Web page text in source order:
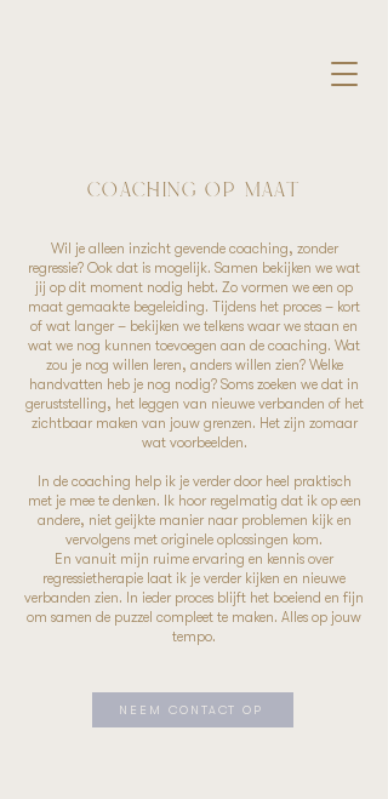
COACHING OP MAAT
Wil je alleen inzicht gevende coaching, zonder
regressie? Ook dat is mogelijk. Samen bekijken we wat
jij op dit moment nodig hebt. Zo vormen we een op
maat gemaakte begeleiding. Tijdens het proces – kort
of wat langer – bekijken we telkens waar we staan en
wat we nog kunnen toevoegen aan de coaching. Wat
zou je nog willen leren, anders willen zien? Welke
handvatten heb je nog nodig? Soms zoeken we dat in
geruststelling, het leggen van nieuwe verbanden of het
zichtbaar maken van jouw grenzen. Het zijn zomaar
wat voorbeelden.
In de coaching help ik je verder door heel praktisch
met je mee te denken. Ik hoor regelmatig dat ik op een
andere, niet geijkte manier naar problemen kijk en
vervolgens met originele oplossingen kom.
En vanuit mijn ruime ervaring en kennis over
regressietherapie laat ik je verder kijken en nieuwe
verbanden zien. In ieder proces blijft het boeiend en fijn
om samen de puzzel compleet te maken. Alles op jouw
tempo.
NEEM CONTACT OP